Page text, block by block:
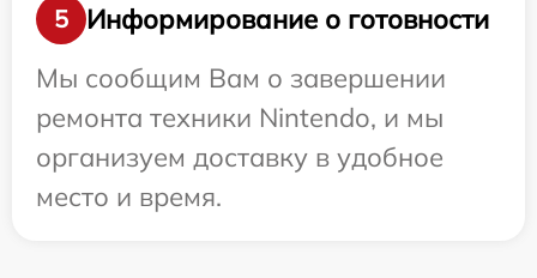
5
Информирование о готовности
Мы сообщим Вам о завершении
ремонта техники Nintendo, и мы
организуем доставку в удобное
место и время.